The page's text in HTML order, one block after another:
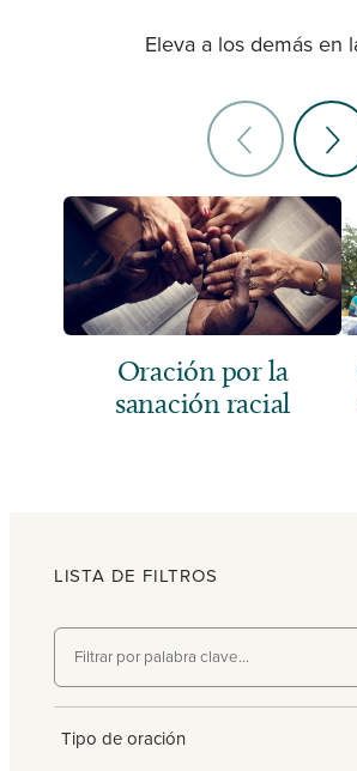
Eleva a los demás en
Oración por la
sanación racial
LISTA DE FILTROS
Tipo de oración